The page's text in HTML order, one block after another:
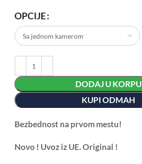
OPCIJE
DODAJ U KORPU
KUPI ODMAH
Bezbednost na prvom mestu!
Novo ! Uvoz iz UE. Original !